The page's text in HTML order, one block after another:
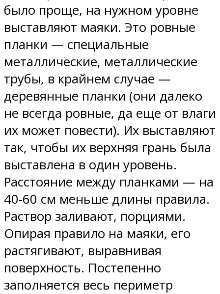
было проще, на нужном уровне
выставляют маяки. Это ровные
планки — специальные
металлические, металлические
трубы, в крайнем случае —
деревянные планки (они далеко
не всегда ровные, да еще от влаги
их может повести). Их выставляют
так, чтобы их верхняя грань была
выставлена в один уровень.
Расстояние между планками — на
40-60 см меньше длины правила.
Раствор заливают, порциями.
Опирая правило на маяки, его
растягивают, выравнивая
поверхность. Постепенно
заполняется весь периметр